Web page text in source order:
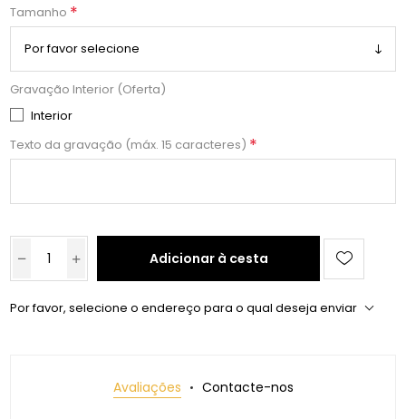
Tamanho *
Gravação Interior (Oferta)
Interior
Texto da gravação (máx. 15 caracteres) *
Adicionar à cesta
Por favor, selecione o endereço para o qual deseja enviar
Avaliações Contacte-nos